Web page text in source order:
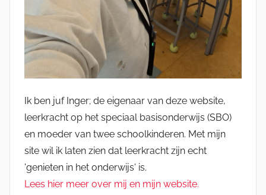
Ik ben juf Inger; de eigenaar van deze website,
leerkracht op het speciaal basisonderwijs (SBO)
en moeder van twee schoolkinderen. Met mijn
site wil ik laten zien dat leerkracht zijn echt
'genieten in het onderwijs' is.
Lees hier meer over mij en mijn website.